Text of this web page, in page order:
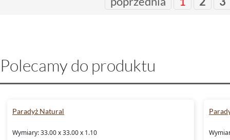
Polecamy do produktu
Paradyż Natural
Wymiary: 33.00 x 33.00 x 1.10